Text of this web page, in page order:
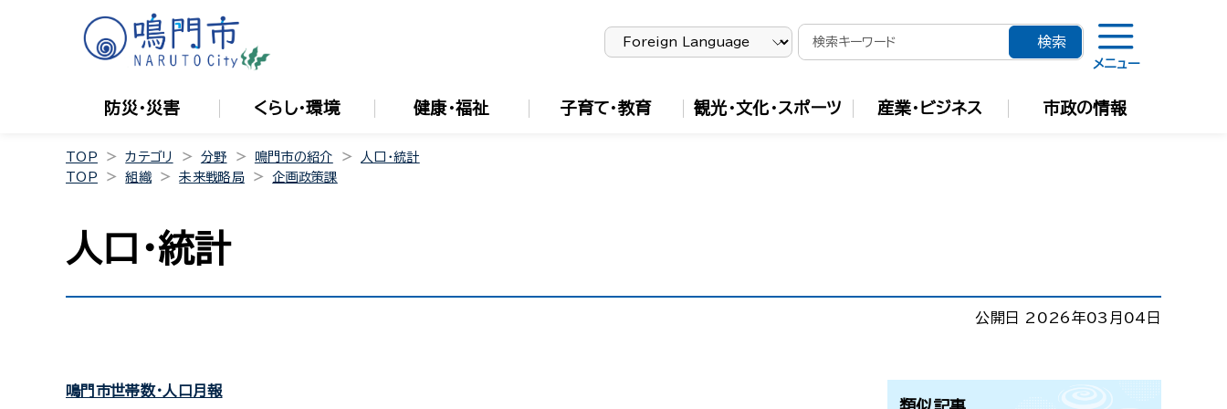
メニュー
防災・災害 くらし・環境 健康・福祉 子育て・教育 観光・文化・スポーツ 産業・ビジネス 市政の情報
TOP カテゴリ 分野 鳴門市の紹介
人口・統計
TOP
組織 未来戦略局 企画政策課
人口・統計
公開日 2026年03月04日
鳴門市世帯数・人口月報